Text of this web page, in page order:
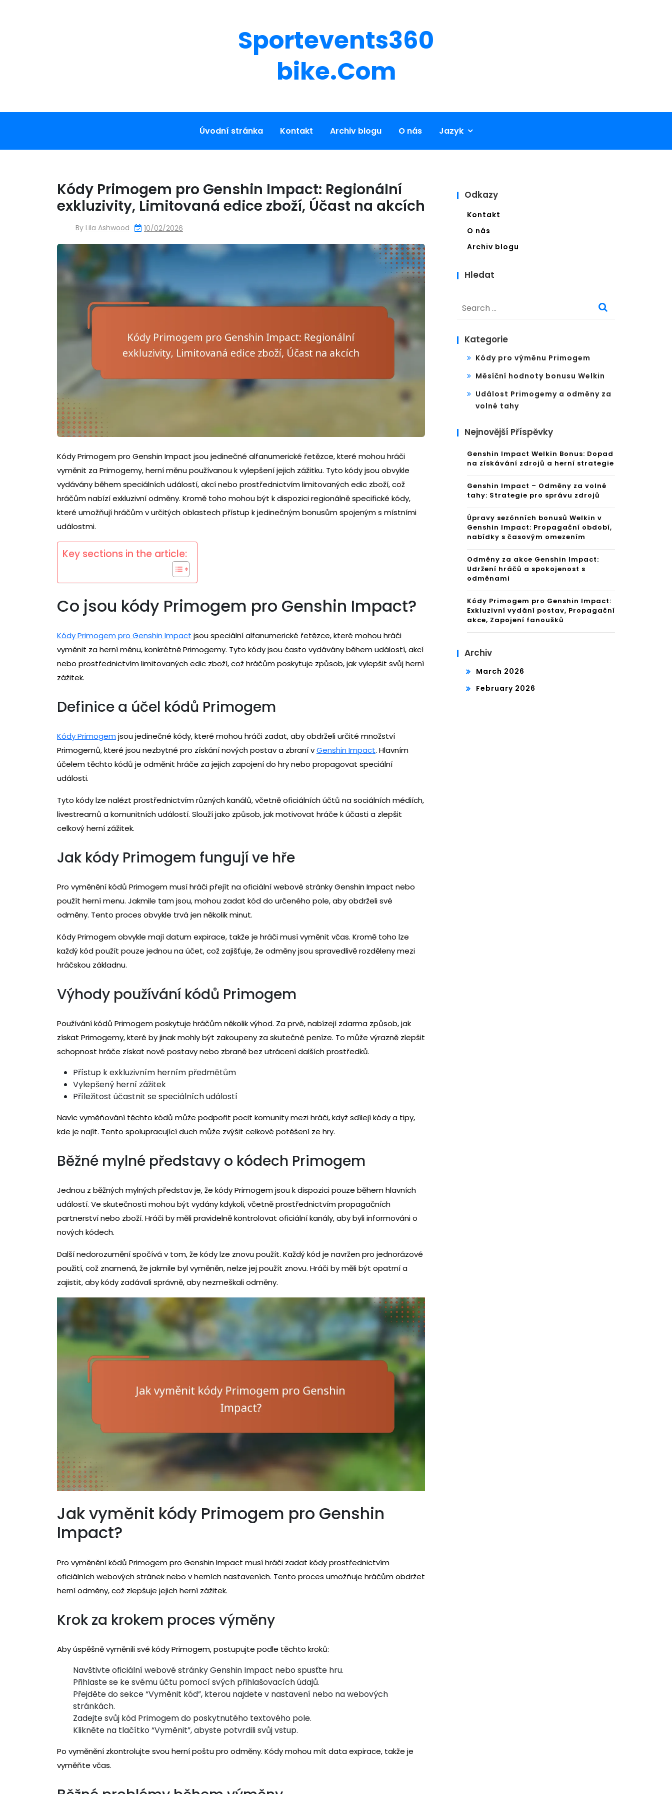
Sportevents360
Bike.com
Úvodní stránka Kontakt Archiv blogu O nás Jazyk
Kódy Primogem pro Genshin Impact: Regionální
exkluzivity, Limitovaná edice zboží, Účast na akcích
By Lila Ashwood 10/02/2026
Kódy Primogem pro Genshin Impact jsou jedinečné alfanumerické řetězce, které mohou hráči
vyměnit za Primogemy, herní měnu používanou k vylepšení jejich zážitku. Tyto kódy jsou obvykle
vydávány během speciálních událostí, akcí nebo prostřednictvím limitovaných edic zboží, což
hráčům nabízí exkluzivní odměny. Kromě toho mohou být k dispozici regionálně specifické kódy,
které umožňují hráčům v určitých oblastech přístup k jedinečným bonusům spojeným s místními
událostmi.
Key sections in the article:
Co jsou kódy Primogem pro Genshin Impact?
Kódy Primogem pro Genshin Impact jsou speciální alfanumerické řetězce, které mohou hráči
vyměnit za herní měnu, konkrétně Primogemy. Tyto kódy jsou často vydávány během událostí, akcí
nebo prostřednictvím limitovaných edic zboží, což hráčům poskytuje způsob, jak vylepšit svůj herní
zážitek.
Definice a účel kódů Primogem
Kódy Primogem jsou jedinečné kódy, které mohou hráči zadat, aby obdrželi určité množství
Primogemů, které jsou nezbytné pro získání nových postav a zbraní vGenshin Impact. Hlavním
účelem těchto kódů je odměnit hráče za jejich zapojení do hry nebo propagovat speciální
události.
Tyto kódy lze nalézt prostřednictvím různých kanálů, včetně oficiálních účtů na sociálních médiích,
livestreamů a komunitních událostí. Slouží jako způsob, jak motivovat hráče k účasti a zlepšit
celkový herní zážitek.
Jak kódy Primogem fungují ve hře
Pro vyměnění kódů Primogem musí hráči přejít na oficiální webové stránky Genshin Impact nebo
použít herní menu. Jakmile tam jsou, mohou zadat kód do určeného pole, aby obdrželi své
odměny. Tento proces obvykle trvá jen několik minut.
Kódy Primogem obvykle mají datum expirace, takže je hráči musí vyměnit včas. Kromě toho lze
každý kód použít pouze jednou na účet, což zajišťuje, že odměny jsou spravedlivě rozděleny mezi
hráčskou základnu.
Výhody používání kódů Primogem
Používání kódů Primogem poskytuje hráčům několik výhod. Za prvé, nabízejí zdarma způsob, jak
získat Primogemy, které by jinak mohly být zakoupeny za skutečné peníze. To může výrazně zlepšit
schopnost hráče získat nové postavy nebo zbraně bez utrácení dalších prostředků.
Přístup k exkluzivním herním předmětům
Vylepšený herní zážitek
Příležitost účastnit se speciálních událostí
Navíc vyměňování těchto kódů může podpořit pocit komunity mezi hráči, když sdílejí kódy a tipy,
kde je najít. Tento spolupracující duch může zvýšit celkové potěšení ze hry.
Běžné mylné představy o kódech Primogem
Jednou z běžných mylných představ je, že kódy Primogem jsou k dispozici pouze během hlavních
událostí. Ve skutečnosti mohou být vydány kdykoli, včetně prostřednictvím propagačních
partnerství nebo zboží. Hráči by měli pravidelně kontrolovat oficiální kanály, aby byli informováni o
nových kódech.
Další nedorozumění spočívá v tom, že kódy lze znovu použít. Každý kód je navržen pro jednorázové
použití, což znamená, že jakmile byl vyměněn, nelze jej použít znovu. Hráči by měli být opatrní a
zajistit, aby kódy zadávali správně, aby nezmeškali odměny.
Jak vyměnit kódy Primogem pro Genshin
Impact?
Pro vyměnění kódů Primogem pro Genshin Impact musí hráči zadat kódy prostřednictvím
oficiálních webových stránek nebo v herních nastaveních. Tento proces umožňuje hráčům obdržet
herní odměny, což zlepšuje jejich herní zážitek.
Krok za krokem proces výměny
Aby úspěšně vyměnili své kódy Primogem, postupujte podle těchto kroků:
Navštivte oficiální webové stránky Genshin Impact nebo spusťte hru.
Přihlaste se ke svému účtu pomocí svých přihlašovacích údajů.
Přejděte do sekce “Vyměnit kód”, kterou najdete v nastavení nebo na webových
stránkách.
Zadejte svůj kód Primogem do poskytnutého textového pole.
Klikněte na tlačítko “Vyměnit”, abyste potvrdili svůj vstup.
Po vyměnění zkontrolujte svou herní poštu pro odměny. Kódy mohou mít data expirace, takže je
vyměňte včas.
Odkazy
Kontakt
O nás
Archiv blogu
Hledat
for:
Kategorie
Kódy pro výměnu Primogem
Měsíční hodnoty bonusu Welkin
Událost Primogemy a odměny za
volné tahy
Nejnovější Příspěvky
Genshin Impact Welkin Bonus: Dopad
na získávání zdrojů a herní strategie
Genshin Impact – Odměny za volné
tahy: Strategie pro správu zdrojů
Úpravy sezónních bonusů Welkin v
Genshin Impact: Propagační období,
nabídky s časovým omezením
Odměny za akce Genshin Impact:
Udržení hráčů a spokojenost s
odměnami
Kódy Primogem pro Genshin Impact:
Exkluzivní vydání postav, Propagační
akce, Zapojení fanoušků
Archiv
March 2026
February 2026